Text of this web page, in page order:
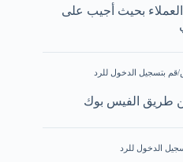
بحيث أجيب على
قم بتسجيل الدخول للرد
طريق الفيس بوك
الدخول للرد